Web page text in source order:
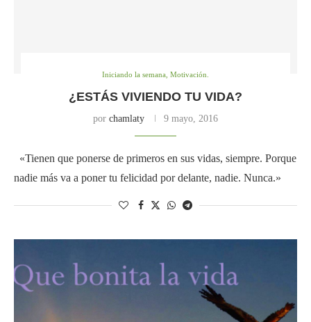
Iniciando la semana, Motivación.
¿ESTÁS VIVIENDO TU VIDA?
por chamlaty 9 mayo, 2016
«Tienen que ponerse de primeros en sus vidas, siempre. Porque
nadie más va a poner tu felicidad por delante, nadie. Nunca.»